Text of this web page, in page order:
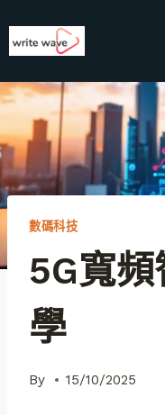
to
數碼科技
5G寬
學
By 15/10/2025